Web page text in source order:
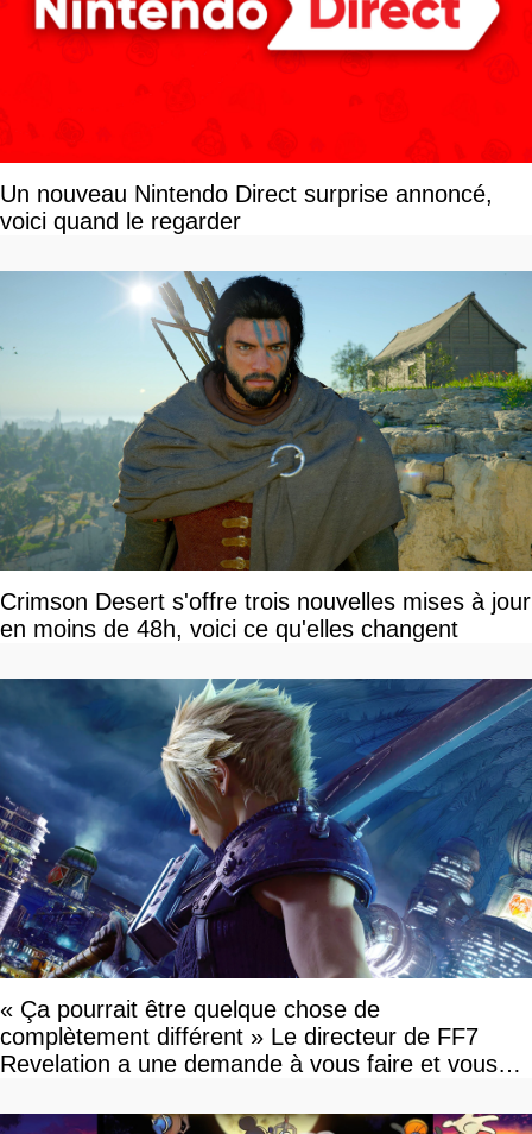
Un nouveau Nintendo Direct surprise annoncé,
voici quand le regarder
Crimson Desert s'offre trois nouvelles mises à jour
en moins de 48h, voici ce qu'elles changent
« Ça pourrait être quelque chose de
complètement différent » Le directeur de FF7
Revelation a une demande à vous faire et vous